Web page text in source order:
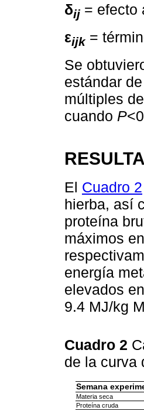
δij = efecto
εijk=
Se
estándar
múltiples
cuando P
El Cuadro 2
hierba, así
proteína
máximos
energía
elevados
9.4 MJ/kg
Cuadro 2
de la curva
Semana
Materia seca
Proteína cruda